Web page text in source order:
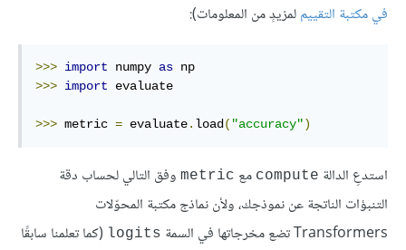
في مكتبة التقييملمزيدٍ من المعلومات):
>>> import numpy as
>>> import evaluate
>>> metric = evaluate. load( "accuracy")
استدعِ الدالة compute مع metric وفق التالي لحساب دقة
التنبؤات الناتجة عن نموذجك، ولأن نماذج مكتبة المحوّلات
Transformers تضع مخرجاتها في السمة
logits (كما تعلمنا سابقًا